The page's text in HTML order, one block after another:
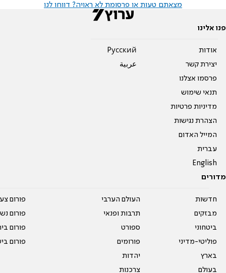
מצאתם טעות או פרסומת לא ראויה? דווחו לנו
פנו אלינו
אודות
יצירת קשר
פרסמו אצלנו
תנאי שימוש
מדיניות פרטיות
הצהרת נגישות
המייל האדום
עברית
English
Pусский
عربية
מדורים
חדשות
מבזקים
ביטחוני
פוליטי-מדיני
בארץ
בעולם
העולם הערבי
תרבות ופנאי
ספורט
פורומים
יהדות
צרכנות
פורום
פורום
פורום
פורום